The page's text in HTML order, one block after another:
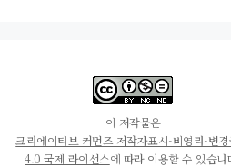
이 저작물은
크리에이티브 커먼즈 저작자표시-비영리-변경
4.0 국제 라이선스에 따라 이용할 수 있습니